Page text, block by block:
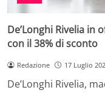
De’Longhi Rivelia in
con il 38% di sconto
Redazione 17 Luglio
De’Longhi Rivelia,